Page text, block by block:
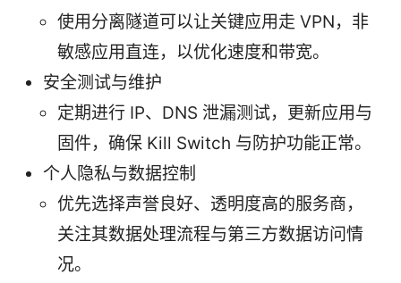
使用分离隧道可以让关键应用走 VPN，非
敏感应用直连，以优化速度和带宽。
安全测试与维护
定期进行 IP、DNS 泄漏测试，更新应用与
固件，确保 Kill Switch 与防护功能正常。
个人隐私与数据控制
优先选择声誉良好、透明度高的服务商，
关注其数据处理流程与第三方数据访问情
况。